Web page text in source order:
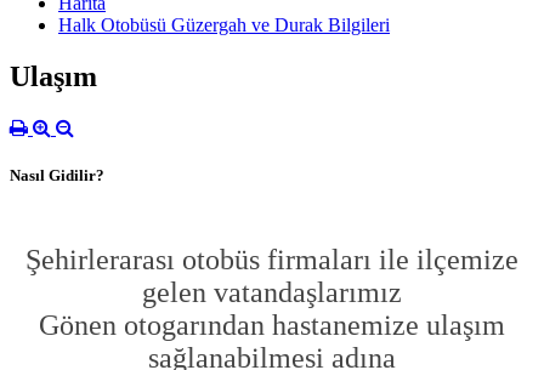
Halk Otobüsü Güzergah ve Durak Bilgileri
Ulaşım
Nasıl Gidilir?
Şehirlerarası otobüs firmaları ile ilçemize
gelen vatandaşlarımız
Gönen otogarından hastanemize ulaşım
sağlanabilmesi adına